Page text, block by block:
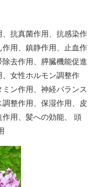
抗真菌作用、抗感染作
用、鎮静作用、止血作
去作用、膵臓機能促進
女性ホルモン調整作
ン作用、神経バランス
整作用、保湿作用、皮
用、髪への効能、 頭